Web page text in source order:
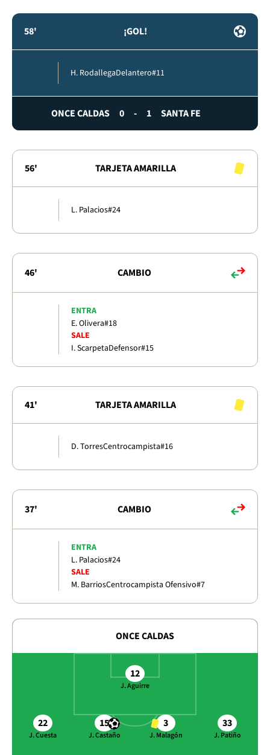
58' ¡GOL!
H. RodallegaDelantero#11
ONCE CALDAS 0 - 1 SANTA FE
56' TARJETA AMARILLA
L. Palacios#24
46' CAMBIO
ENTRA
E. Olivera#18
SALE
I. ScarpetaDefensor#15
41' TARJETA AMARILLA
D. TorresCentrocampista#16
37' CAMBIO
ENTRA
L. Palacios#24
SALE
M. BarriosCentrocampista Ofensivo#7
ONCE CALDAS
12
J. Aguirre
22
J. Cuesta
15
J. Castaño
3
J. Malagón
33
J. Patiño